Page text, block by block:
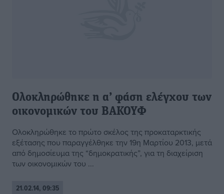
Ολοκληρώθηκε η α’ φάση ελέγχου των
οικονομικών του ΒΑΚΟΥΦ
Ολοκληρώθηκε το πρώτο σκέλος της προκαταρκτικής
εξέτασης που παραγγέλθηκε την 19η Μαρτίου 2013, μετά
από δημοσίευμα της “δημοκρατικής”, για τη διαχείριση
των οικονομικών του ...
21.02.14, 09:35